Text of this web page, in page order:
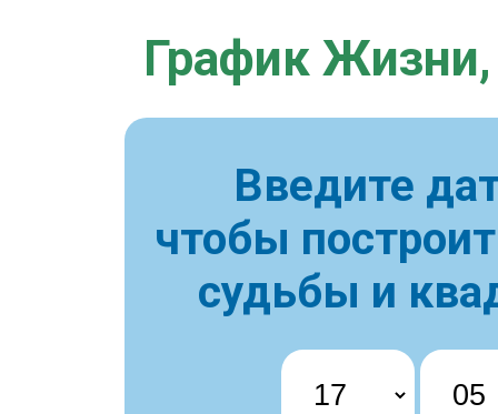
График Жизни,
Введите
чтобы
судьбы и